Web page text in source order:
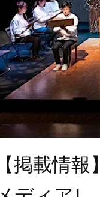
【掲載情